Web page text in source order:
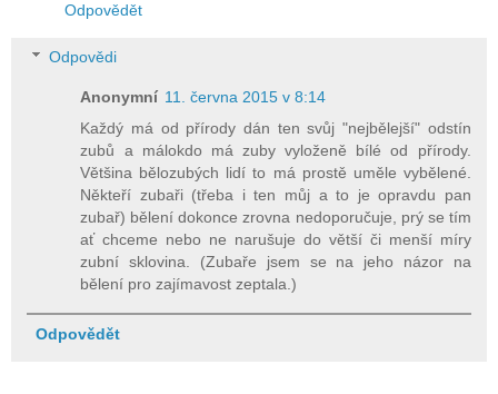
Odpovědět
Odpovědi
Anonymní 11. června 2015 v 8:14
Každý má od přírody dán ten svůj "nejbělejší" odstín
zubů a málokdo má zuby vyloženě bílé od přírody.
Většina bělozubých lidí to má prostě uměle vybělené.
Někteří zubaři (třeba i ten můj a to je opravdu pan
zubař) bělení dokonce zrovna nedoporučuje, prý se tím
ať chceme nebo ne narušuje do větší či menší míry
zubní sklovina. (Zubaře jsem se na jeho názor na
bělení pro zajímavost zeptala.)
Odpovědět